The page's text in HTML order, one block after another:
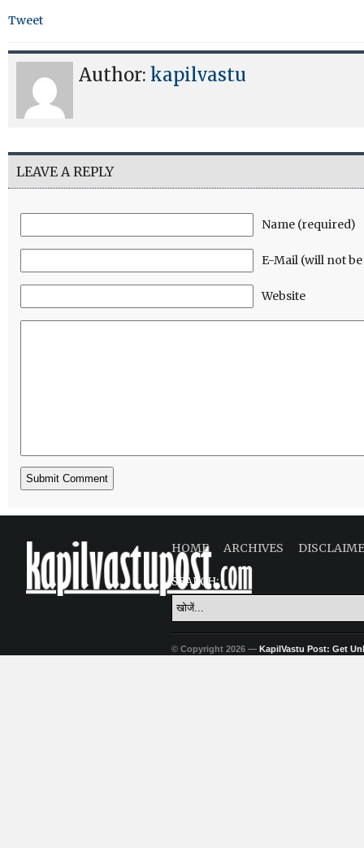
Tweet
Author: kapilvastu
LEAVE A REPLY
Name (required)
E-Mail (will not
Website
HOME ARCHIVES
SEARCH:
© Copyright 2026 — KapilVastu Post: Get